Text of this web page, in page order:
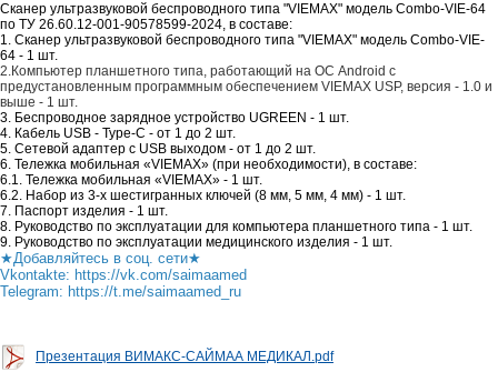
Сканер ультразвуковой беспроводного типа "VIEMAX" модель Combo-VIE-64
по ТУ 26.60.12-001-90578599-2024, в составе:
1. Сканер ультразвуковой беспроводного типа "VIEMAX" модель Combo-VIE-
64 - 1 шт.
2.Компьютер планшетного типа, работающий на ОС Android с
предустановленным программным обеспечением VIEMAX USP, версия - 1.0 и
выше - 1 шт.
3. Беспроводное зарядное устройство UGREEN - 1 шт.
4. Кабель USB - Туре-С - от 1 до 2 шт.
5. Сетевой адаптер с USB выходом - от 1 до 2 шт.
6. Тележка мобильная «VIEMAX» (при необходимости), в составе:
6.1. Тележка мобильная «VIEMAX» - 1 шт.
6.2. Набор из 3-х шестигранных ключей (8 мм, 5 мм, 4 мм) - 1 шт.
7. Паспорт изделия - 1 шт.
8. Руководство по эксплуатации для компьютера планшетного типа - 1 шт.
9. Руководство по эксплуатации медицинского изделия - 1 шт.
★Добавляйтесь в соц. сети★
Vkontakte: https://vk.com/saimaamed
Telegram: https://t.me/saimaamed_ru
Презентация ВИМАКС-САЙМАА МЕДИКАЛ.pdf